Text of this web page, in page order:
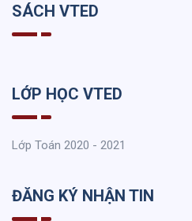
SÁCH VTED
LỚP HỌC VTED
Lớp Toán 2020 - 2021
ĐĂNG KÝ NHẬN TIN